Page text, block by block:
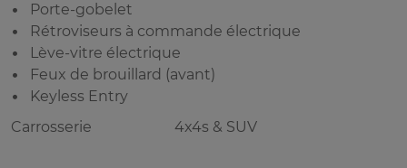
Porte-gobelet
Rétroviseurs à commande électrique
Lève-vitre électrique
Feux de brouillard (avant)
Keyless Entry
Carrosserie
4x4s & SUV